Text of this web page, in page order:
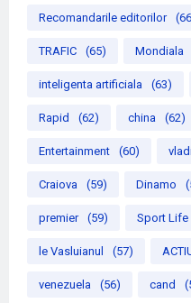
Recomandarile editorilor
TRAFIC (65) Mondiala
inteligenta artificiala (63)
Rapid (62) china (62)
Entertainment (60)
Craiova (59) Dinamo
premier (59) Sport Life
le Vasluianul (57)
venezuela (56) cand